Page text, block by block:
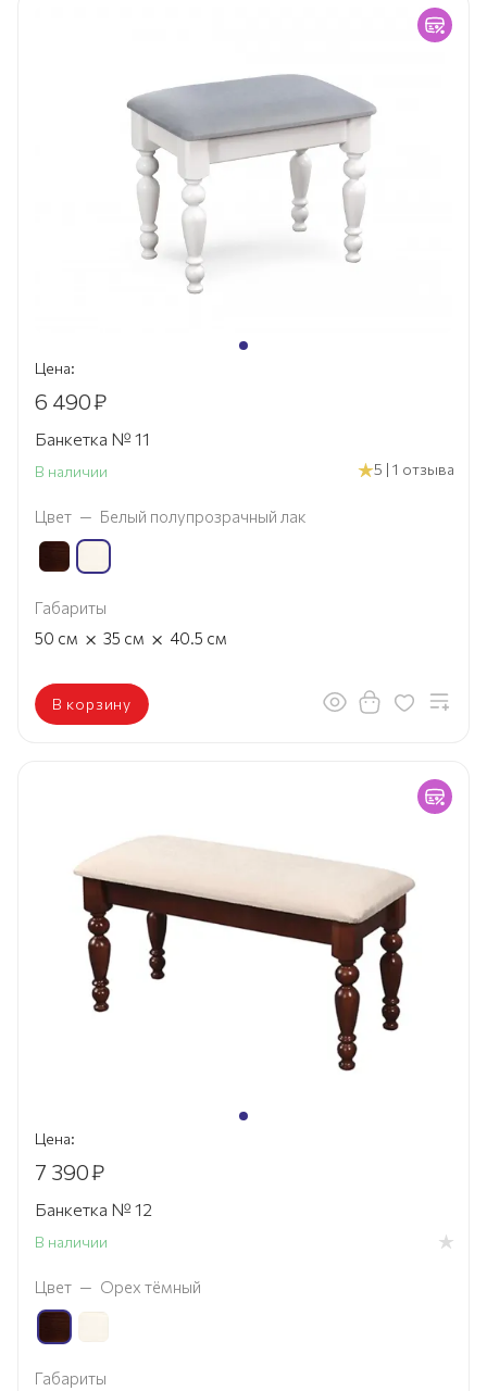
Цена:
6 490₽
Банкетка № 11
В наличии 5 | 1 отзыва
Цвет — Белый полупрозрачный лак
Габариты
50 см × 35 см × 40.5 см
В корзину
Цена:
7 390₽
Банкетка № 12
В наличии
Цвет — Орех тёмный
Габариты